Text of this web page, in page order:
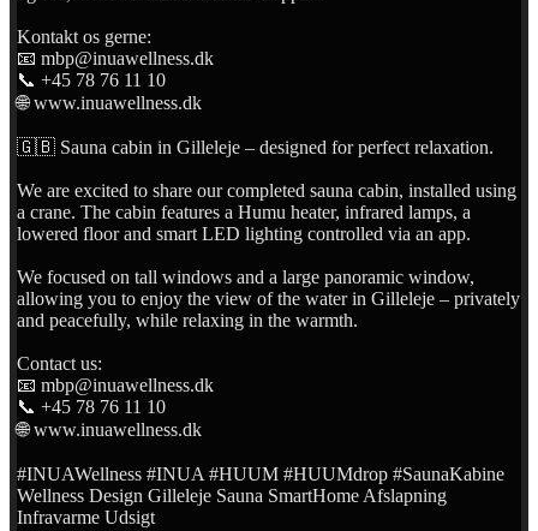
Kontakt os gerne:
📧 mbp@inuawellness.dk
📞 +45 78 76 11 10
🌐 www.inuawellness.dk
🇬🇧 Sauna cabin in Gilleleje – designed for perfect relaxation.
We are excited to share our completed sauna cabin, installed using
a crane. The cabin features a Humu heater, infrared lamps, a
lowered floor and smart LED lighting controlled via an app.
We focused on tall windows and a large panoramic window,
allowing you to enjoy the view of the water in Gilleleje – privately
and peacefully, while relaxing in the warmth.
Contact us:
📧 mbp@inuawellness.dk
📞 +45 78 76 11 10
🌐 www.inuawellness.dk
#INUAWellness #INUA #HUUM #HUUMdrop #SaunaKabine
Wellness Design Gilleleje Sauna SmartHome Afslapning
Infravarme Udsigt